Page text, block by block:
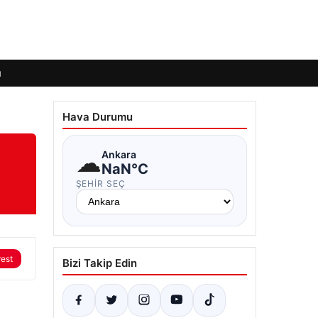
Hava Durumu
☁Ankara
NaN°C
ŞEHIR SEÇ
Bizi Takip Edin